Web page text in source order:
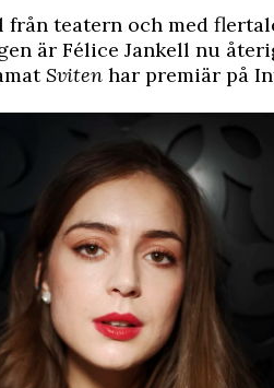
teatern och med
är Félice Jankell nu
Sviten har premiär på